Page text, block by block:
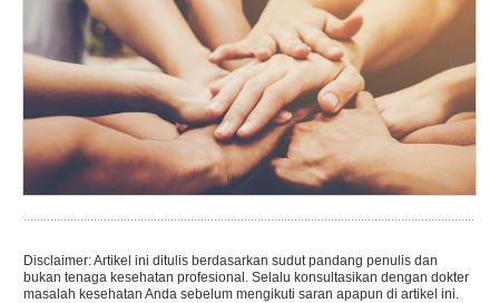
Disclaimer: Artikel ini ditulis berdasarkan sudut pandang penulis dan
bukan tenaga kesehatan profesional. Selalu konsultasikan dengan dokter
masalah kesehatan Anda sebelum mengikuti saran apapun di artikel ini.